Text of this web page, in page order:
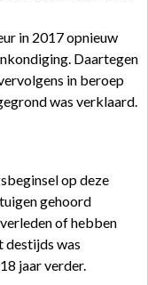
in 2017 opnieuw
Daartegen
in beroep
was verklaard.
op deze
gehoord
of hebben
destijds was
jaar verder.